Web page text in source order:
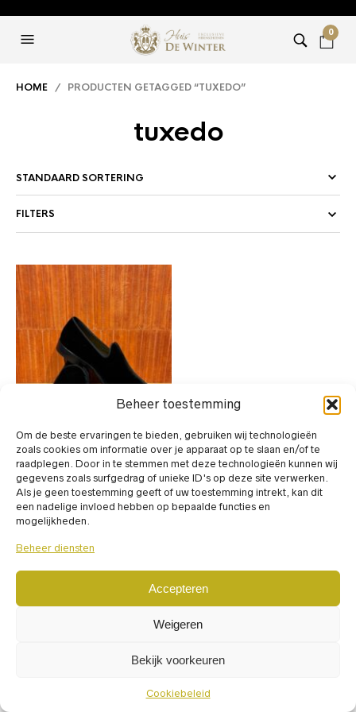
Beheer toestemming
Om de beste ervaringen te bieden, gebruiken wij technologieën
zoals cookies om informatie over je apparaat op te slaan en/of te
raadplegen. Door in te stemmen met deze technologieën kunnen wij
gegevens zoals surfgedrag of unieke ID's op deze site verwerken.
Als je geen toestemming geeft of uw toestemming intrekt, kan dit
een nadelige invloed hebben op bepaalde functies en
mogelijkheden.
Beheer diensten
Accepteren
Weigeren
Bekijk voorkeuren
Cookiebeleid
0
HOME / PRODUCTEN GETAGGED “TUXEDO”
tuxedo
FILTERS
Dit
product
heeft
meerdere
variaties.
Deze
worden
op
de
INSTAPSCHOENEN,
MOCASSINS,SCHOENEN
Doucal’s
DU3529RENNUF034NN00
€ 379,00 incl. BTW